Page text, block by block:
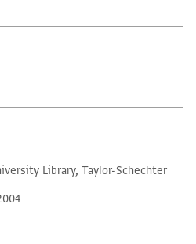
Library, Taylor-Schechter